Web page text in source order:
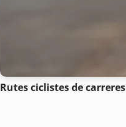
Rutes ciclistes de carreres